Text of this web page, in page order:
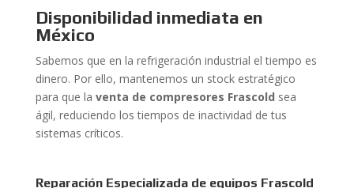
Disponibilidad inmediata en
México
Sabemos que en la refrigeración industrial el tiempo es
dinero. Por ello, mantenemos un stock estratégico
para que la venta de compresores Frascold sea
ágil, reduciendo los tiempos de inactividad de tus
sistemas críticos.
Reparación Especializada de equipos Frascold